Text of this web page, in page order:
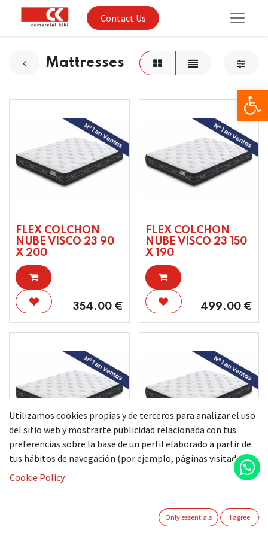
Contact Us
Mattresses
FLEX COLCHON
NUBE VISCO 23 90
X 200
354.00€
FLEX COLCHON
NUBE VISCO 23 150
X 190
499.00 €
FLEX COLCHON
NUBE VISCO 23 135
FLEX COLCHON
NUBE VISCO 23 135
Utilizamos cookies propias y de terceros para analizar el uso
del sitio web y mostrarte publicidad relacionada con tus
preferencias sobre la base de un perfil elaborado a partir de
tus hábitos de navegación (por ejemplo, páginas visitadas).
Cookie Policy
Only essentials I agree